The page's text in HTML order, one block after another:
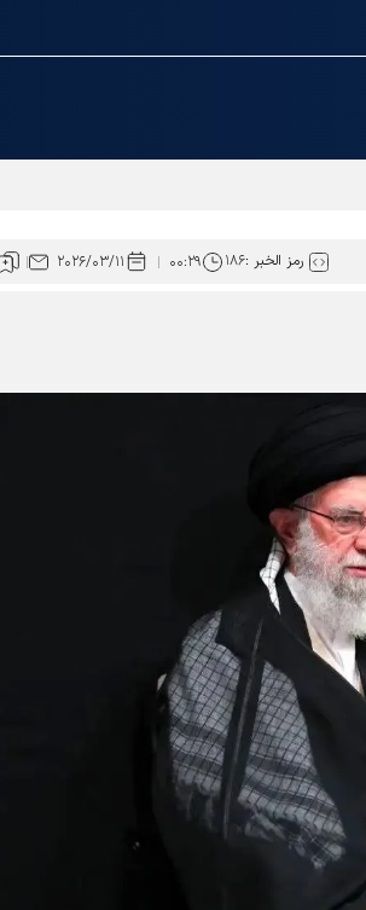
رمز الخبر :۱۸۶ ۰۰:۲۹ ۲۰۲۶/۰۳/۱۱